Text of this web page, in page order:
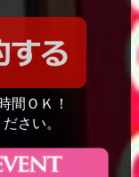
間ＯＫ！
さい。